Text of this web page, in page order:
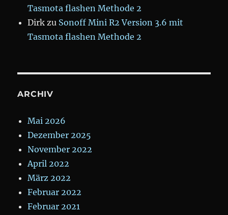
Tasmota flashen Methode 2
Dirk zu Sonoff Mini R2 Version 3.6 mit
Tasmota flashen Methode 2
ARCHIV
Mai 2026
Dezember 2025
November 2022
April 2022
März 2022
Februar 2022
Februar 2021